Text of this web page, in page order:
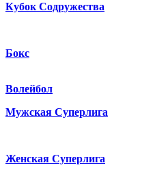
Кубок Содружества
Бокс
Волейбол
Мужская Суперлига
Женская Суперлига